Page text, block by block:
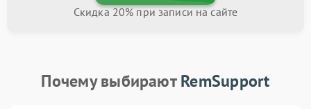
Скидка 20% при записи на сайте
Почему выбираютRemSupport